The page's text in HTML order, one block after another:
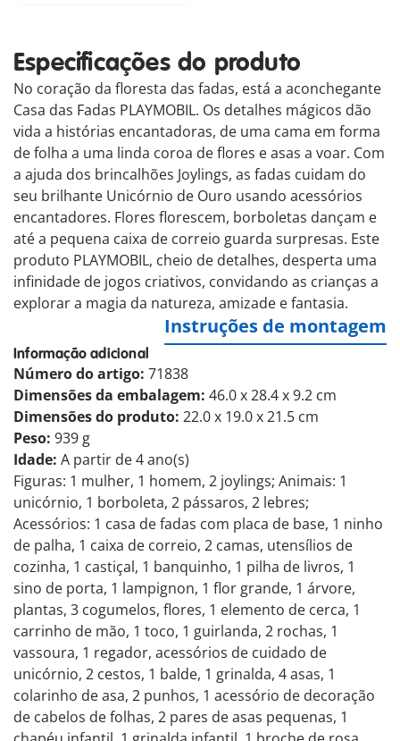
Especificações do produto
No coração da floresta das fadas, está a aconchegante
Casa das Fadas PLAYMOBIL. Os detalhes mágicos dão
vida a histórias encantadoras, de uma cama em forma
de folha a uma linda coroa de flores e asas a voar. Com
a ajuda dos brincalhões Joylings, as fadas cuidam do
seu brilhante Unicórnio de Ouro usando acessórios
encantadores. Flores florescem, borboletas dançam e
até a pequena caixa de correio guarda surpresas. Este
produto PLAYMOBIL, cheio de detalhes, desperta uma
infinidade de jogos criativos, convidando as crianças a
explorar a magia da natureza, amizade e fantasia.
Instruções de montagem
Informação adicional
Número do artigo: 71838
Dimensões da embalagem: 46.0 x 28.4 x 9.2 cm
Dimensões do produto: 22.0 x 19.0 x 21.5 cm
Peso: 939 g
Idade: A partir de 4 ano(s)
Figuras: 1 mulher, 1 homem, 2 joylings; Animais: 1
unicórnio, 1 borboleta, 2 pássaros, 2 lebres;
Acessórios: 1 casa de fadas com placa de base, 1 ninho
de palha, 1 caixa de correio, 2 camas, utensílios de
cozinha, 1 castiçal, 1 banquinho, 1 pilha de livros, 1
sino de porta, 1 lampignon, 1 flor grande, 1 árvore,
plantas, 3 cogumelos, flores, 1 elemento de cerca, 1
carrinho de mão, 1 toco, 1 guirlanda, 2 rochas, 1
vassoura, 1 regador, acessórios de cuidado de
unicórnio, 2 cestos, 1 balde, 1 grinalda, 4 asas, 1
colarinho de asa, 2 punhos, 1 acessório de decoração
de cabelos de folhas, 2 pares de asas pequenas, 1